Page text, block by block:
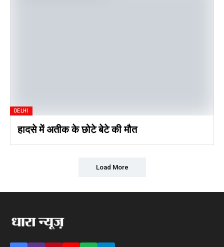
DELHI
हादसे में अतीक के छोटे बेटे की मौत
Load More